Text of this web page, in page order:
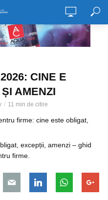
CINE E
AMENZI
11 min de citire
excepții, amenzi – ghid
firme.